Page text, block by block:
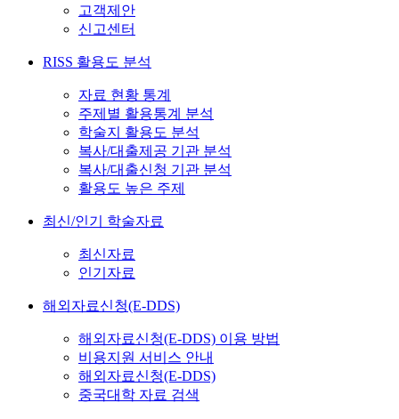
고객제안
신고센터
RISS 활용도 분석
자료 현황 통계
주제별 활용통계 분석
학술지 활용도 분석
복사/대출제공 기관 분석
복사/대출신청 기관 분석
활용도 높은 주제
최신/인기 학술자료
최신자료
인기자료
해외자료신청(E-DDS)
해외자료신청(E-DDS) 이용 방법
비용지원 서비스 안내
해외자료신청(E-DDS)
중국대학 자료 검색